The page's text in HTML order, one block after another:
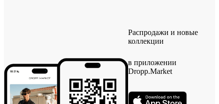
Распродажи и новые
коллекции
в приложении
Dropp.Market